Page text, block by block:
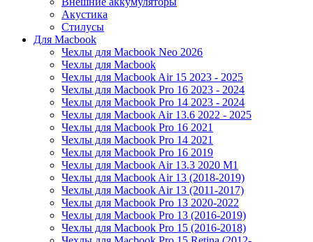
Акустика
Стилусы
Для Macbook
Чехлы для Macbook Neo 2026
Чехлы для Macbook
Чехлы для Macbook Air 15 2023 - 2025
Чехлы для Macbook Pro 16 2023 - 2024
Чехлы для Macbook Pro 14 2023 - 2024
Чехлы для Macbook Air 13.6 2022 - 2025
Чехлы для Macbook Pro 16 2021
Чехлы для Macbook Pro 14 2021
Чехлы для Macbook Pro 16 2019
Чехлы для Macbook Air 13.3 2020 M1
Чехлы для Macbook Air 13 (2018-2019)
Чехлы для Macbook Air 13 (2011-2017)
Чехлы для Macbook Pro 13 2020-2022
Чехлы для Macbook Pro 13 (2016-2019)
Чехлы для Macbook Pro 15 (2016-2018)